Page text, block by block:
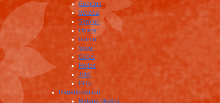
Gudjons
Weleda
Serolab
Omida
Boiron
Vogel
Ceres
Helios
Jutzi
DHU
Repertorisation
Materia Medica